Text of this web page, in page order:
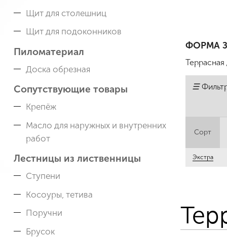
Щит для столешниц
Щит для подоконников
Пиломатериал
Доска обрезная
Сопутствующие товары
Крепёж
Масло для наружных и внутренних
работ
Лестницы из лиственницы
Ступени
Косоуры, тетива
Поручни
Брусок
ФОРМА
☰
Сорт
Экстра